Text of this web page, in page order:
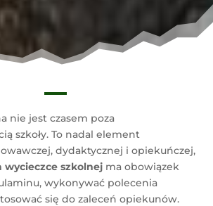
nie jest czasem poza
szkoły. To nadal element
dydaktycznej i opiekuńczej,
wycieczce szkolnej ma obowiązek
wykonywać polecenia
się do zaleceń opiekunów.